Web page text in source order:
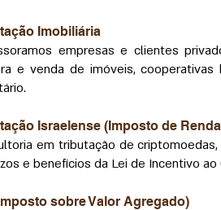
Imobiliária
empresas e clientes
e venda de imóveis,
Israelense (Imposto de
em tributação de
e benefícios da Lei de Incentivo
sobre Valor Agregado)